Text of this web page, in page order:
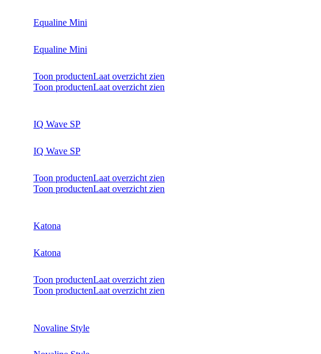
Equaline Mini
Equaline Mini
Toon productenLaat overzicht zien
Toon productenLaat overzicht zien
IQ Wave SP
IQ Wave SP
Toon productenLaat overzicht zien
Toon productenLaat overzicht zien
Katona
Katona
Toon productenLaat overzicht zien
Toon productenLaat overzicht zien
Novaline Style